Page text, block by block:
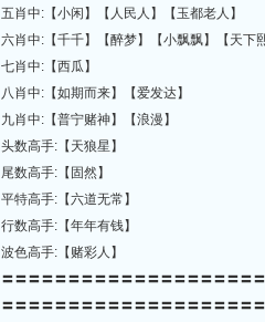
五肖中:【小闲】【人民人】【玉都老人】
六肖中:【千千】【醉梦】【小飘飘】【天下
七肖中:【西瓜】
八肖中:【如期而来】【爱发达】
九肖中:【普宁赌神】【浪漫】
头数高手:【天狼星】
尾数高手:【固然】
平特高手:【六道无常】
行数高手:【年年有钱】
波色高手:【赌彩人】
〓〓〓〓〓〓〓〓〓〓〓〓〓〓〓〓〓〓〓
〓〓〓〓〓〓〓〓〓〓〓〓〓〓〓〓〓〓〓